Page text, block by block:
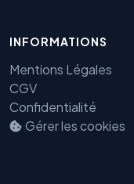
INFORMATIONS
Mentions Légales
CGV
Confidentialité
Gérer les cookies